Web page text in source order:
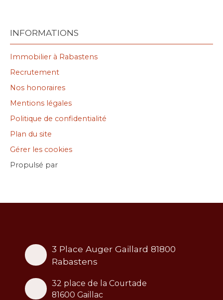
INFORMATIONS
Immobilier à Rabastens
Recrutement
Nos honoraires
Mentions légales
Politique de confidentialité
Plan du site
Gérer les cookies
Propulsé par
3 Place Auger Gaillard 81800
Rabastens
32 place de la Courtade
81600 Gaillac